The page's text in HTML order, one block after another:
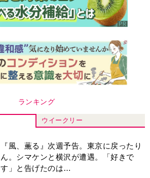
ランキング
ウイークリー
『風、薫る』次週予告。東京に戻ったり
ん。シマケンと横沢が遭遇。「好きで
す」と告げたのは…